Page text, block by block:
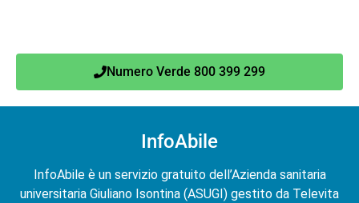
Numero Verde 800 399 299
InfoAbile
InfoAbile è un servizio gratuito dell’Azienda sanitaria
universitaria Giuliano Isontina (ASUGI) gestito da Televita